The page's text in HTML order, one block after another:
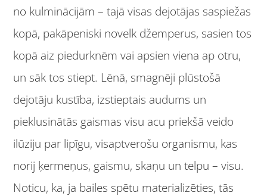
no kulminācijām – tajā visas dejotājas saspiežas
kopā, pakāpeniski novelk džemperus, sasien tos
kopā aiz piedurknēm vai apsien viena ap otru,
un sāk tos stiept. Lēnā, smagnēji plūstošā
dejotāju kustība, izstieptais audums un
pieklusinātās gaismas visu acu priekšā veido
ilūziju par lipīgu, visaptverošu organismu, kas
norij ķermeņus, gaismu, skaņu un telpu – visu.
Noticu, ka, ja bailes spētu materializēties, tās